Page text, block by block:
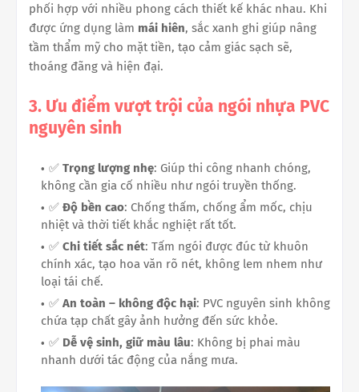
phối hợp với nhiều phong cách thiết kế khác nhau. Khi
được ứng dụng làm mái hiên, sắc xanh ghi giúp nâng
tầm thẩm mỹ cho mặt tiền, tạo cảm giác sạch sẽ,
thoáng đãng và hiện đại.
3. Ưu điểm vượt trội của ngói nhựa PVC
nguyên sinh
✅ Trọng lượng nhẹ: Giúp thi công nhanh chóng,
không cần gia cố nhiều như ngói truyền thống.
✅ Độ bền cao: Chống thấm, chống ẩm mốc, chịu
nhiệt và thời tiết khắc nghiệt rất tốt.
✅ Chi tiết sắc nét: Tấm ngói được đúc từ khuôn
chính xác, tạo hoa văn rõ nét, không lem nhem như
loại tái chế.
✅ An toàn – không độc hại: PVC nguyên sinh không
chứa tạp chất gây ảnh hưởng đến sức khỏe.
✅ Dễ vệ sinh, giữ màu lâu: Không bị phai màu
nhanh dưới tác động của nắng mưa.